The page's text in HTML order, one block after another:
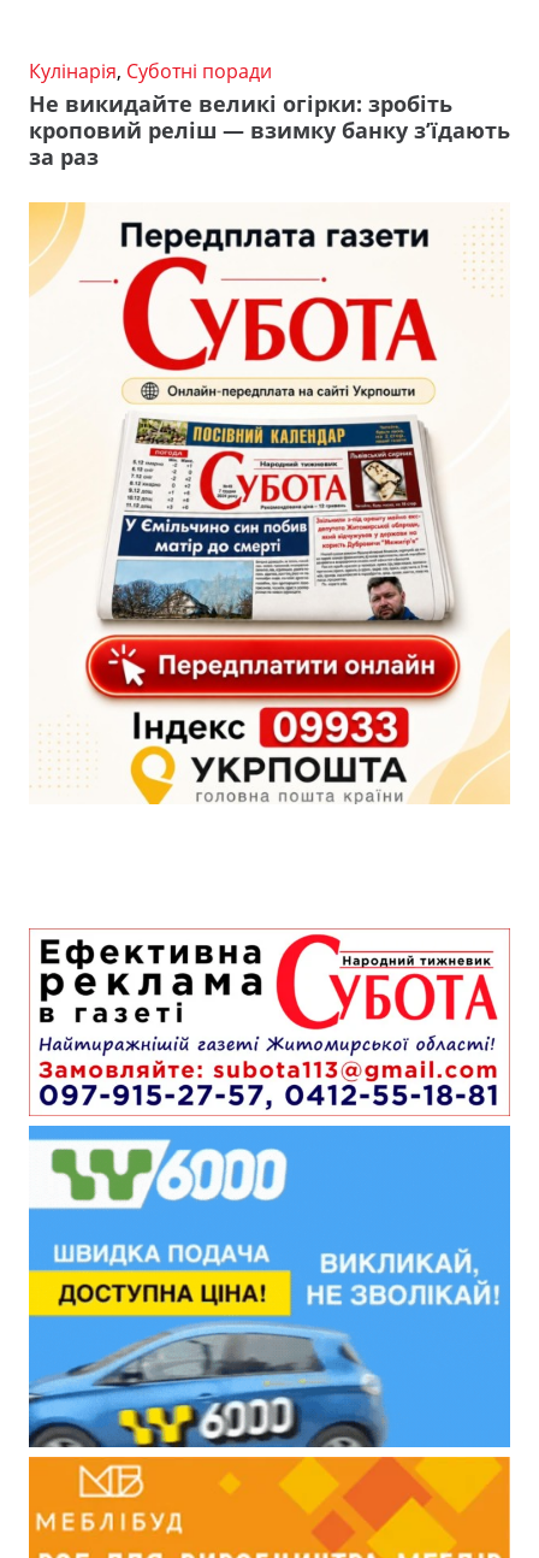
Кулінарія, Суботні поради
Не викидайте великі огірки: зробіть
кроповий реліш — взимку банку з’їдають
за раз